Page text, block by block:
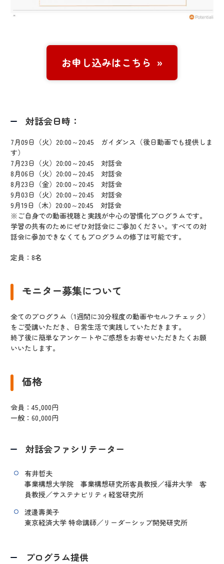
お申し込みはこちら
対話会日時：
7月09日（火）20:00～20:45 ガイダンス（後日動画でも提供しま
す）
7月23日（火）20:00～20:45 対話会
8月06日（火）20:00～20:45 対話会
8月23日（金）20:00～20:45 対話会
9月03日（火）20:00～20:45 対話会
9月19日（木）20:00～20:45 対話会
※ご自身での動画視聴と実践が中心の習慣化プログラムです。
学習の共有のためにぜひ対話会にご参加ください。すべての対
話会に参加できなくてもプログラムの修了は可能です。
定員：8名
モニター募集について
全てのプログラム（1週間に30分程度の動画やセルフチェック）
をご受講いただき、日常生活で実践していただきます。
終了後に簡単なアンケートやご感想をお寄せいただきたくお願
いいたします。
価格
会員：45,000円
一般：60,000円
対話会ファシリテーター
有井哲夫
事業構想大学院 事業構想研究所客員教授／福井大学 客
員教授／サステナビリティ経営研究所
渡邊壽美子
東京経済大学 特命講師／リーダーシップ開発研究所
プログラム提供